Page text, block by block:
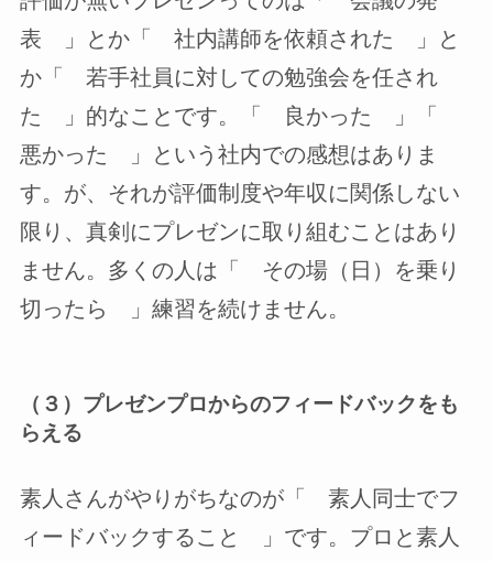
表 」とか「 社内講師を依頼された 」と
か「 若手社員に対しての勉強会を任され
た 」的なことです。「 良かった 」「
悪かった 」という社内での感想はありま
す。が、それが評価制度や年収に関係しない
限り、真剣にプレゼンに取り組むことはあり
ません。多くの人は「 その場（日）を乗り
切ったら 」練習を続けません。
（３）プレゼンプロからのフィードバックをも
らえる
素人さんがやりがちなのが「 素人同士でフ
ィードバックすること 」です。プロと素人